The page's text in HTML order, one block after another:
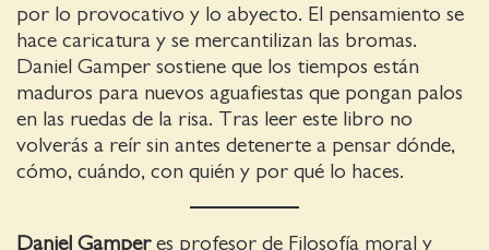
por lo provocativo y lo abyecto. El pensamiento se
hace caricatura y se mercantilizan las bromas.
Daniel Gamper sostiene que los tiempos están
maduros para nuevos aguafiestas que pongan palos
en las ruedas de la risa. Tras leer este libro no
volverás a reír sin antes detenerte a pensar dónde,
cómo, cuándo, con quién y por qué lo haces.
Daniel Gamperes profesor de Filosofía moral y